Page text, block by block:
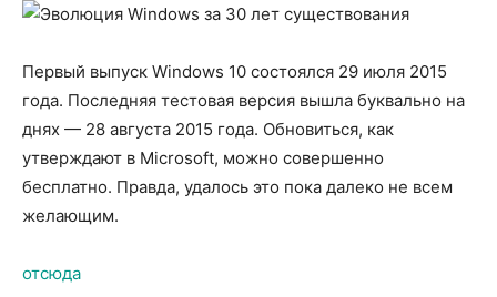
Первый выпуск Windows 10 состоялся 29 июля 2015
года. Последняя тестовая версия вышла буквально на
днях — 28 августа 2015 года. Обновиться, как
утверждают в Microsoft, можно совершенно
бесплатно. Правда, удалось это пока далеко не всем
желающим.
отсюда